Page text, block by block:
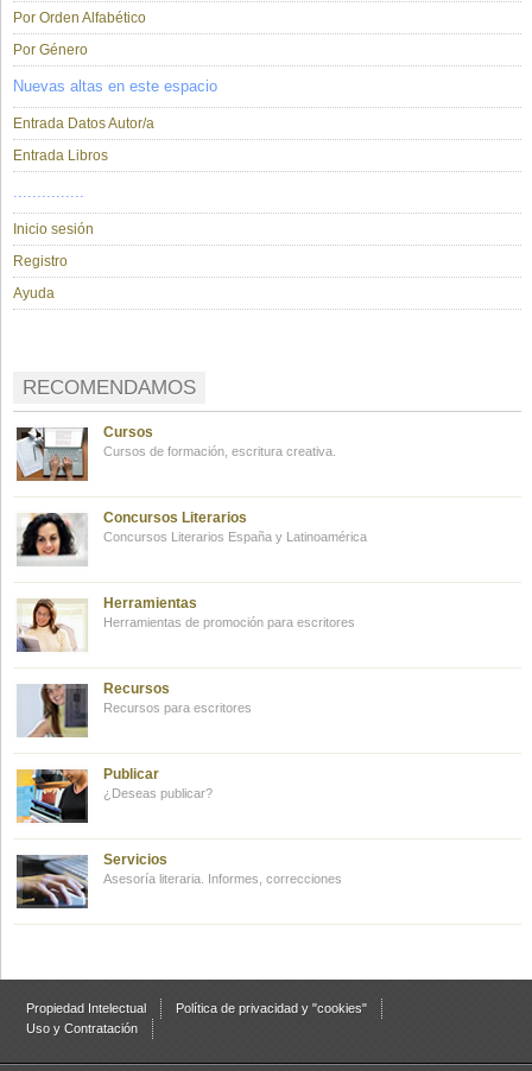
Por Orden Alfabético
Por Género
Nuevas altas en este espacio
Entrada Datos Autor/a
Entrada Libros
...............
Inicio sesión
Registro
Ayuda
RECOMENDAMOS
Cursos
Cursos de formación, escritura creativa.
Concursos Literarios
Concursos Literarios España y Latinoamérica
Herramientas
Herramientas de promoción para escritores
Recursos
Recursos para escritores
Publicar
¿Deseas publicar?
Servicios
Asesoría literaria. Informes, correcciones
Propiedad Intelectual
Política de privacidad y "cookies"
Uso y Contratación